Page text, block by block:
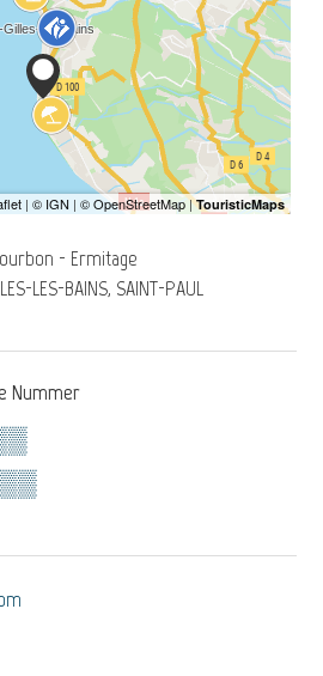
- Ermitage
LES-BAINS, SAINT-PAUL
Nummer
▒▒